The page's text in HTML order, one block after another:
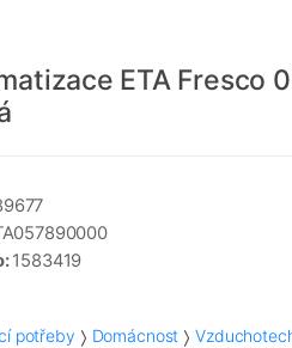
ETA Fresco
1583419
potřeby Domácnost